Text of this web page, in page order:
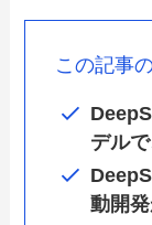
この記事
デル
動開